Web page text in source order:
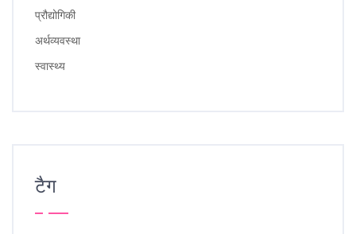
प्रौद्योगिकी
अर्थव्यवस्था
स्वास्थ्य
टैग